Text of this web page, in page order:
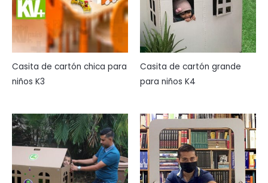
Casita de cartón chica para
niños K3
Casita de cartón grande
para niños K4